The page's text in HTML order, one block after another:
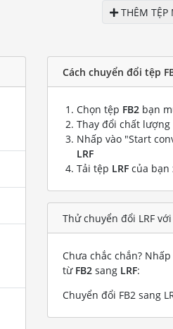
THÊM TỆP
Cách chuyển đổi tệp
Chọn tệp FB2 bạn
Thay đổi chất
Nhấp vào "Start
LRF
Tải tệp LRF của bạn
Thử chuyển đổi LRF
Chưa chắc chắn?
từ FB2 sang LRF:
Chuyển đổi FB2 sang